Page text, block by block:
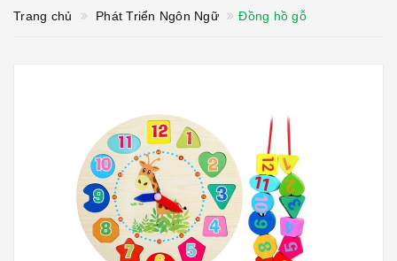
Trang chủ Phát Triển Ngôn Ngữ Đồng hồ gỗ